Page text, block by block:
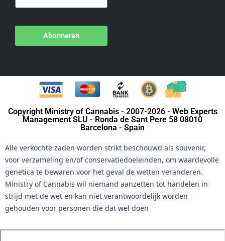
Abonneren
Copyright Ministry of Cannabis - 2007-2026 - Web Experts
Management SLU - Ronda de Sant Pere 58 08010
Barcelona - Spain
Alle verkochte zaden worden strikt beschouwd als souvenir,
voor verzameling en/of conservatiedoeleinden, om waardevolle
genetica te bewaren voor het geval de wetten veranderen.
Ministry of Cannabis wil niemand aanzetten tot handelen in
strijd met de wet en kan niet verantwoordelijk worden
gehouden voor personen die dat wel doen